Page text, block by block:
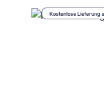
Kostenlose Lieferung